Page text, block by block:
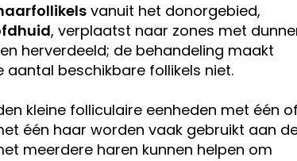
vanuit het donorgebied,
, verplaatst naar zones met
herverdeeld; de behandeling maakt
beschikbare follikels niet.
kleine folliculaire eenheden met één
één haar worden vaak gebruikt aan
meerdere haren kunnen helpen om